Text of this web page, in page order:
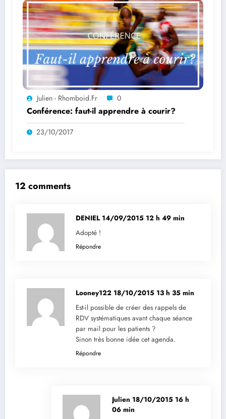
Julien - Rhomboid.fr 0
Conférence: faut-il apprendre à courir?
23/10/2017
12 comments
DENIEL 14/09/2015 12 h 49 min
Adopté !
Répondre
Looney122 18/10/2015 13 h 35 min
Est-il possible de créer des rappels de
RDV systématiques avant chaque séance
par mail pour les patients ?
Sinon très bonne idée cet agenda.
Répondre
Julien 18/10/2015 16 h
06 min